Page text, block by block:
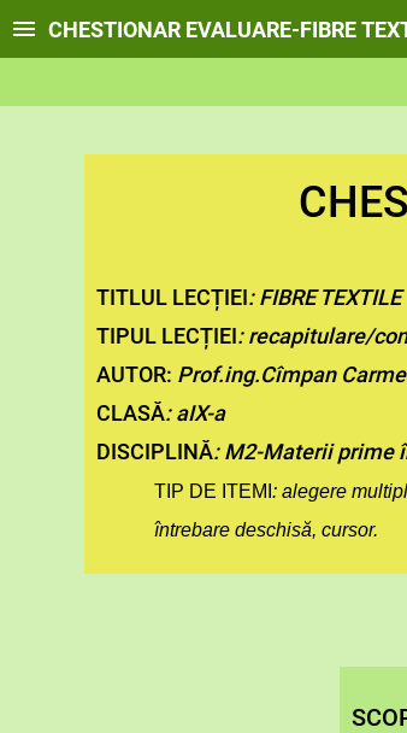
CHESTIONAR EVALUARE-FIBRE
TITLUL LECȚIEI: FIBRE TEXTILE
TIPUL LECȚIEI: recapitulare/
AUTOR: Prof.ing.Cîmpan
CLASĂ: aIX-a
DISCIPLINĂ: M2-Materii prime
TIP DE ITEMI : alegere
întrebare deschisă, cursor.